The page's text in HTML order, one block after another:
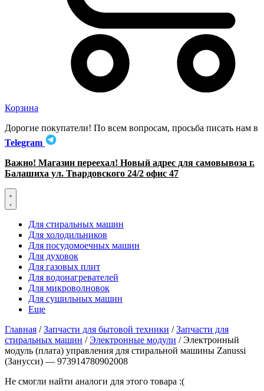
Корзина
Дорогие покупатели! По всем вопросам, просьба писать нам в
Telegram
Важно! Магазин переехал! Новый адрес для самовывоза г.
Балашиха ул. Твардовского 24/2 офис 47
Для стиральных машин
Для холодильников
Для посудомоечных машин
Для духовок
Для газовых плит
Для водонагревателей
Для микроволновок
Для сушильных машин
Еще
Главная /Запчасти для бытовой техники /Запчасти для
стиральных машин /Электронные модули / Электронный
модуль (плата) управления для стиральной машины Zanussi
(Занусси) — 973914780902008
Не смогли найти аналоги для этого товара :(